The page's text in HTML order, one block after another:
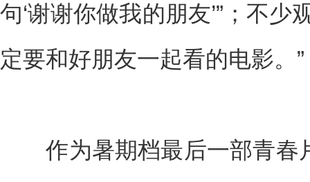
句‘谢谢你做我的朋友’”；不
定要和好朋友一起看的电影。”
作为暑期档最后一部青春